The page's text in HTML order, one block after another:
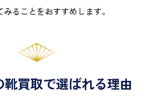
みることをおすすめします。
靴買取で選ばれる理由